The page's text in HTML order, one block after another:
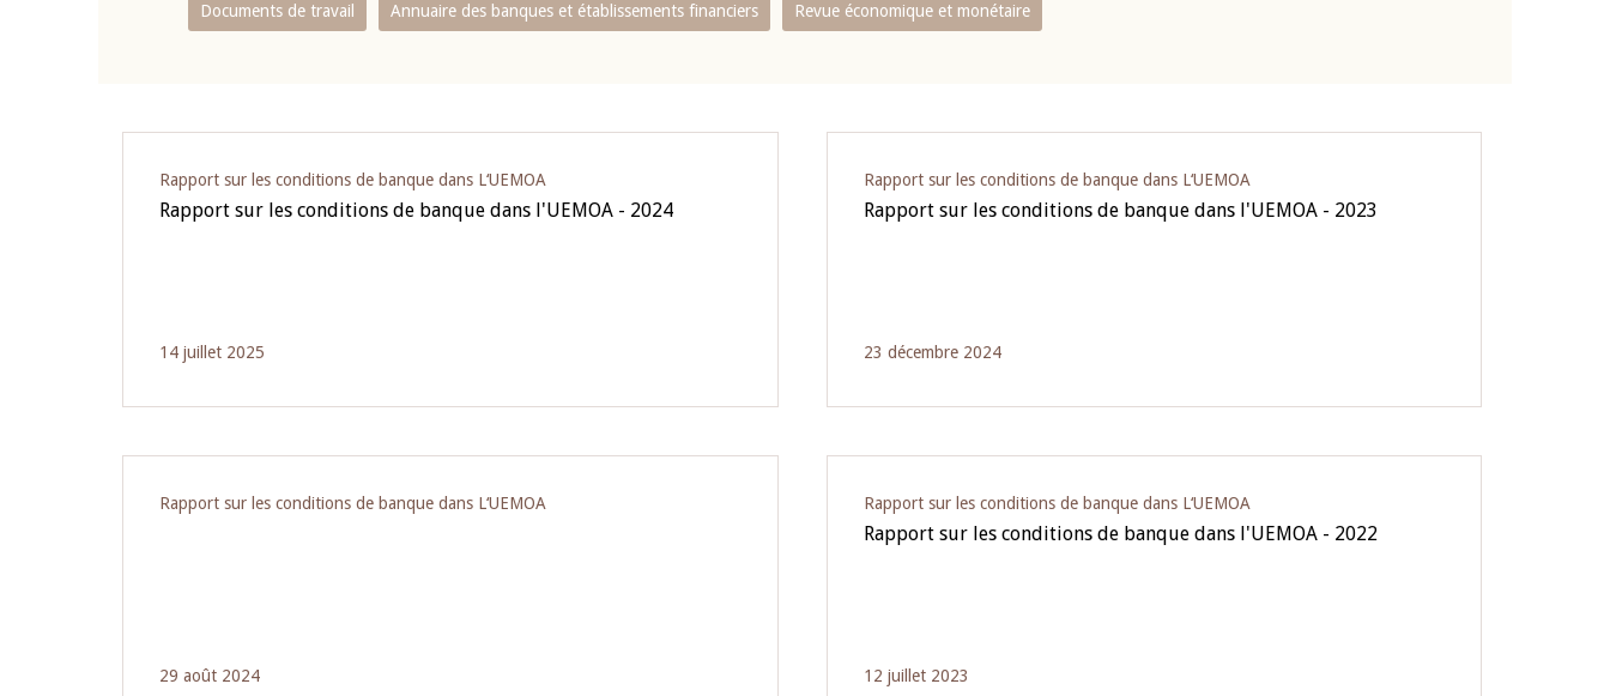
Documents de travail Annuaire des banques et établissements financiers Revue économique et monétaire
Rapport sur les conditions de banque dans L‘UEMOA
Rapport sur les conditions de banque dans l'UEMOA - 2024
14 juillet 2025
Rapport sur les conditions de banque dans L‘UEMOA
Rapport sur les conditions de banque dans l'UEMOA - 2023
23 décembre 2024
Rapport sur les conditions de banque dans L‘UEMOA
29 août 2024
Rapport sur les conditions de banque dans L‘UEMOA
Rapport sur les conditions de banque dans l'UEMOA - 2022
12 juillet 2023